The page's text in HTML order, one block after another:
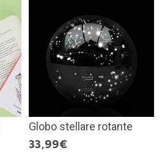
Globo stellare rotante
33,99€